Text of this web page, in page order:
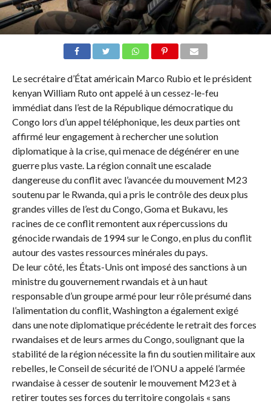
Le secrétaire d’État américain Marco Rubio et le président
kenyan William Ruto ont appelé à un cessez-le-feu
immédiat dans l’est de la République démocratique du
Congo lors d’un appel téléphonique, les deux parties ont
affirmé leur engagement à rechercher une solution
diplomatique à la crise, qui menace de dégénérer en une
guerre plus vaste. La région connaît une escalade
dangereuse du conflit avec l’avancée du mouvement M23
soutenu par le Rwanda, qui a pris le contrôle des deux plus
grandes villes de l’est du Congo, Goma et Bukavu, les
racines de ce conflit remontent aux répercussions du
génocide rwandais de 1994 sur le Congo, en plus du conflit
autour des vastes ressources minérales du pays.
De leur côté, les États-Unis ont imposé des sanctions à un
ministre du gouvernement rwandais et à un haut
responsable d’un groupe armé pour leur rôle présumé dans
l’alimentation du conflit, Washington a également exigé
dans une note diplomatique précédente le retrait des forces
rwandaises et de leurs armes du Congo, soulignant que la
stabilité de la région nécessite la fin du soutien militaire aux
rebelles, le Conseil de sécurité de l’ONU a appelé l’armée
rwandaise à cesser de soutenir le mouvement M23 et à
retirer toutes ses forces du territoire congolais « sans